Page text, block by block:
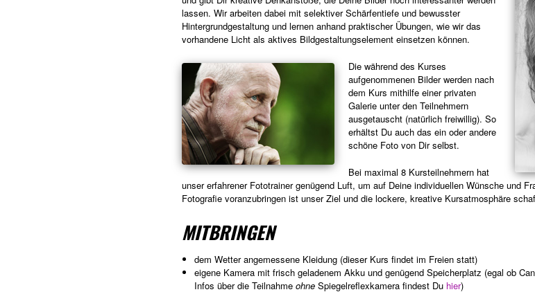
lassen. Wir arbeiten dabei mit selektiver Schärfentiefe und bewusster
Hintergrundgestaltung und lernen anhand praktischer Übungen, wie wir das
vorhandene Licht als aktives Bildgestaltungselement einsetzen können.
Die während des Kurses
aufgenommenen Bilder werden nach
dem Kurs mithilfe einer privaten
Galerie unter den Teilnehmern
ausgetauscht (natürlich freiwillig). So
erhältst Du auch das ein oder andere
schöne Foto von Dir selbst.
Bei maximal 8 Kursteilnehmern hat
unser erfahrener Fototrainer genügend Luft, um auf Deine individuellen Wünsche und
Fotografie voranzubringen ist unser Ziel und die lockere, kreative Kursatmosphäre
MITBRINGEN
dem Wetter angemessene Kleidung (dieser Kurs findet im Freien statt)
eigene Kamera mit frisch geladenem Akku und genügend Speicherplatz (egal ob
Infos über die Teilnahme ohneSpiegelreflexkamera findest Du hier)